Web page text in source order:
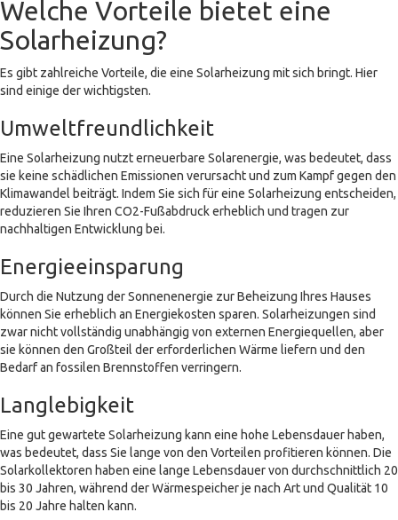
Welche Vorteile bietet eine
Solarheizung?
Es gibt zahlreiche Vorteile, die eine Solarheizung mit sich bringt. Hier
sind einige der wichtigsten.
Umweltfreundlichkeit
Eine Solarheizung nutzt erneuerbare Solarenergie, was bedeutet, dass
sie keine schädlichen Emissionen verursacht und zum Kampf gegen den
Klimawandel beiträgt. Indem Sie sich für eine Solarheizung entscheiden,
reduzieren Sie Ihren CO2-Fußabdruck erheblich und tragen zur
nachhaltigen Entwicklung bei.
Energieeinsparung
Durch die Nutzung der Sonnenenergie zur Beheizung Ihres Hauses
können Sie erheblich an Energiekosten sparen. Solarheizungen sind
zwar nicht vollständig unabhängig von externen Energiequellen, aber
sie können den Großteil der erforderlichen Wärme liefern und den
Bedarf an fossilen Brennstoffen verringern.
Langlebigkeit
Eine gut gewartete Solarheizung kann eine hohe Lebensdauer haben,
was bedeutet, dass Sie lange von den Vorteilen profitieren können. Die
Solarkollektoren haben eine lange Lebensdauer von durchschnittlich 20
bis 30 Jahren, während der Wärmespeicher je nach Art und Qualität 10
bis 20 Jahre halten kann.